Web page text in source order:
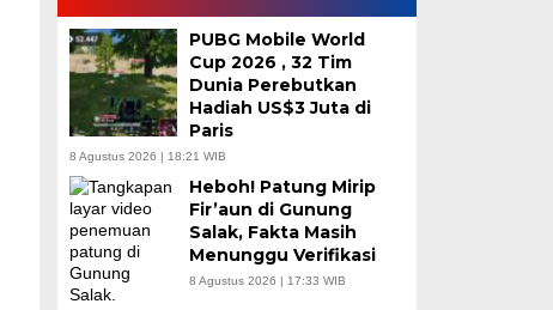
PUBG Mobile World
Cup 2026 , 32 Tim
Dunia Perebutkan
Hadiah US$3 Juta di
Paris
8 Agustus 2026 | 18:21 WIB
Heboh! Patung Mirip
Fir’aun di Gunung
Salak, Fakta Masih
Menunggu Verifikasi
8 Agustus 2026 | 17:33 WIB